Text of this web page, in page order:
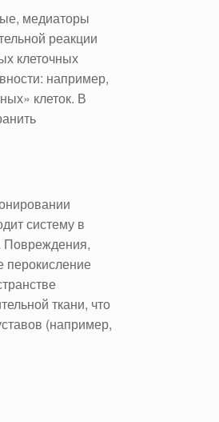
медиаторы
реакции
клеточных
например,
клеток. В
систему в
Повреждения,
перокисление
ткани, что
(например,